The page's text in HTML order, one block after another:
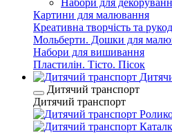
Набори для
Картини для малювання
Креативна творчість та
Мольберти. Дошки для
Набори для вишивання
Пластилін. Тісто. Пісок
Дитячий транспорт
Дитячий транспорт